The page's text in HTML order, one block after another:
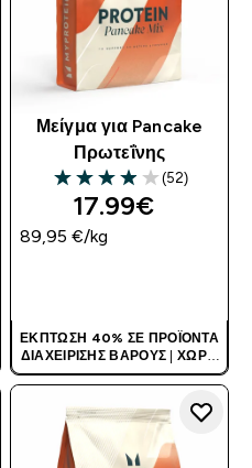
Μείγμα για Pancake
Πρωτεΐνης
3.92 out of 5 stars
(52)
17.99€‎
89,95 €‎/kg
ΈΚΠΤΩΣΗ 40% ΣΕ ΠΡΟΪΌΝΤΑ
ΔΙΑΧΕΊΡΙΣΗΣ ΒΆΡΟΥΣ
ΧΩΡΊΣ
ΚΩΔΙΚΌ